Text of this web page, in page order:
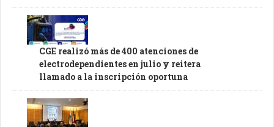
CGE realizó más de 400 atenciones de
electrodependientes en julio y reitera
llamado a la inscripción oportuna